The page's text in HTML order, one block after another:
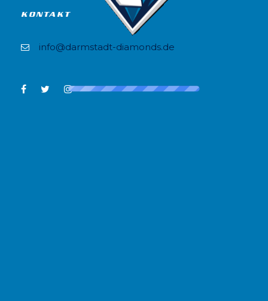
KONTAKT
info@darmstadt-diamonds.de